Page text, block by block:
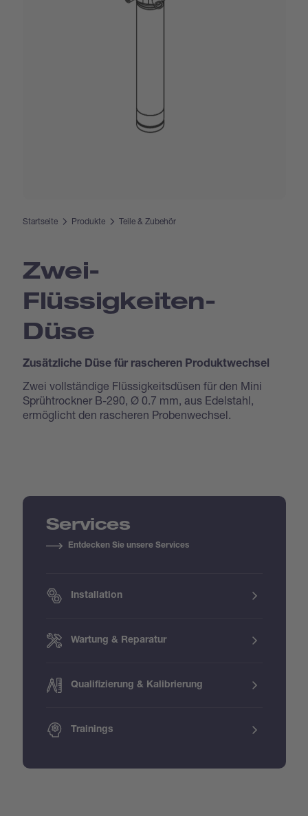
Startseite Produkte Teile & Zubehör
Zwei-
Flüssigkeiten-
Düse
Zusätzliche Düse für rascheren Produktwechsel
Zwei vollständige Flüssigkeitsdüsen für den Mini
Sprühtrockner B-290, Ø 0.7 mm, aus Edelstahl,
ermöglicht den rascheren Probenwechsel.
Services
Entdecken Sie unsere Services
Installation
Wartung & Reparatur
Qualifizierung & Kalibrierung
Trainings